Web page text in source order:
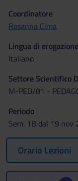
Coordinatore
Rosanna Cima
Lingua di erogazione
Italiano
Settore Scientifico
M-PED/01 -
Periodo
Sem. 1B dal 19
Orario Lezioni